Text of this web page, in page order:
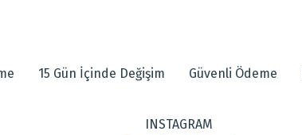
15 Gün İçinde Değişim Güvenli Ödeme
INSTAGRAM